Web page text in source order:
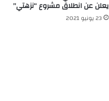
يعلن عن انطلاق مشروع “نزهتي”
23 يونيو 2021